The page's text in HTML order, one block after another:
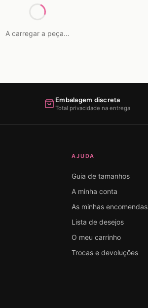
A carregar a peça…
Embalagem discreta
Total privacidade na entrega
AJUDA
Guia de tamanhos
A minha conta
As minhas encomendas
Lista de desejos
O meu carrinho
Trocas e devoluções